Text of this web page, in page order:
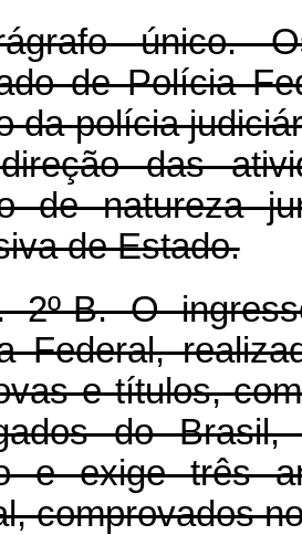
único.
de Polícia
da polícia
das
de natureza
de Estado.
2º-B. O
Federal,
e títulos,
do
e exige três
comprovados